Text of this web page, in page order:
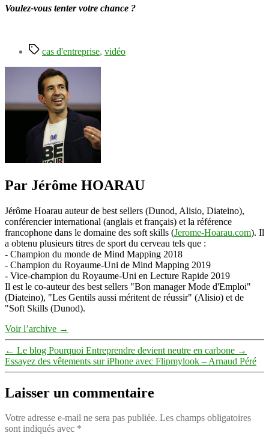
Voulez-vous tenter votre chance ?
Étiquettes
cas d'entreprise, vidéo
Par Jérôme HOARAU
Jérôme Hoarau auteur de best sellers (Dunod, Alisio, Diateino),
conférencier international (anglais et français) et la référence
francophone dans le domaine des soft skills (Jerome-Hoarau.com). Il
a obtenu plusieurs titres de sport du cerveau tels que :
- Champion du monde de Mind Mapping 2018
- Champion du Royaume-Uni de Mind Mapping 2019
- Vice-champion du Royaume-Uni en Lecture Rapide 2019
Il est le co-auteur des best sellers "Bon manager Mode d'Emploi"
(Diateino), "Les Gentils aussi méritent de réussir" (Alisio) et de
"Soft Skills (Dunod).
Voir l’archive →
← Le blog Pourquoi Entreprendre devient neutre en carbone →
Essayez des vêtements sur iPhone avec Flipmylook – Arnaud Péré
Laisser un commentaire
Votre adresse e-mail ne sera pas publiée. Les champs obligatoires
sont indiqués avec *